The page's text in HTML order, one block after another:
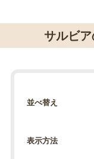
サルビ
並べ替え
表示方法